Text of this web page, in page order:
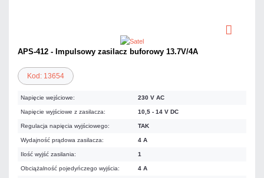
APS-412 - Impulsowy zasilacz buforowy 13.7V/4A
Kod: 13654
Napięcie wejściowe: 230 V AC
Napięcie wyjściowe z zasilacza: 10,5 - 14 V DC
Regulacja napięcia wyjściowego: TAK
Wydajność prądowa zasilacza: 4 A
Ilość wyjść zasilania: 1
Obciążalność pojedyńczego wyjścia: 4 A